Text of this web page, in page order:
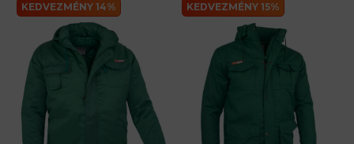
KEDVEZMÉNY 14% KEDVEZMÉNY 15%